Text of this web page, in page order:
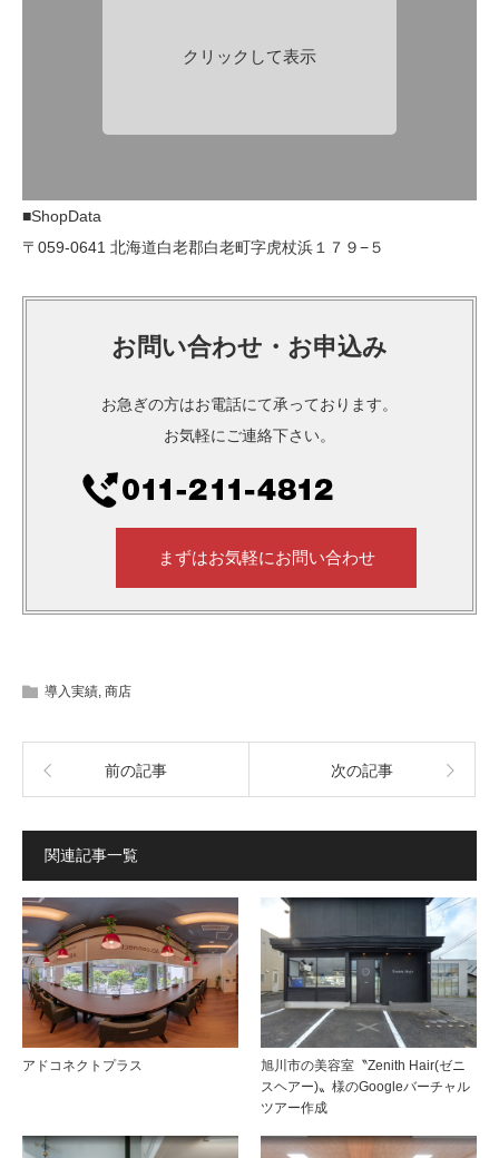
クリックして表示
■ShopData
〒059-0641 北海道白老郡白老町字虎杖浜１７９−５
お問い合わせ・お申込み
お急ぎの方はお電話にて承っております。
お気軽にご連絡下さい。
まずはお気軽にお問い合わせ
導入実績, 商店
前の記事 次の記事
関連記事一覧
アドコネクトプラス
旭川市の美容室〝Zenith Hair(ゼニ
スヘアー)〟様のGoogleバーチャル
ツアー作成